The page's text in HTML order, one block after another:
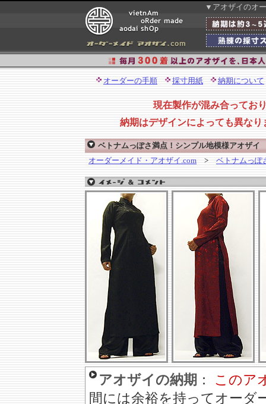
▼アオザイのオ
オーダーの手順 採寸用紙 納期について
現在製作が混み合ってお
納期はデザインによっても異な
ベトナムっぽさ満点！シンプル地模様アオザ
オーダーメイド・アオザイ.com > ベトナムっぽ
アオザイの納期 ： このア
間には余裕を持ってオーダ